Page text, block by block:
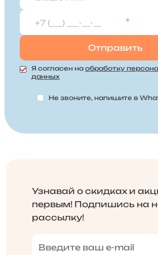
*
Я согласен на обработку
данных
Не звоните, напишите в
Узнавай о скидках и
первым! Подпишись на
рассылку!